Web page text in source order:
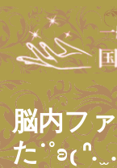
脳内フ
た˙˚ʚ₍ ᐢ.